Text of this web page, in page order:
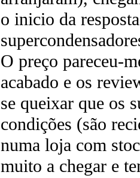
o inicio da
O preço pareceu-
acabado e os
se queixar que os
condições (são
numa loja com
muito a chegar e